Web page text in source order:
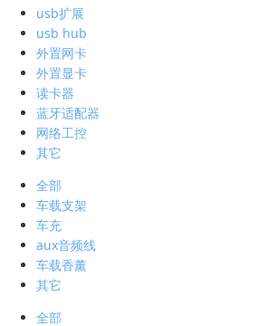
usb扩展
usb hub
外置网卡
外置显卡
读卡器
蓝牙适配器
网络工控
其它
全部
车载支架
车充
aux音频线
车载香薰
其它
全部